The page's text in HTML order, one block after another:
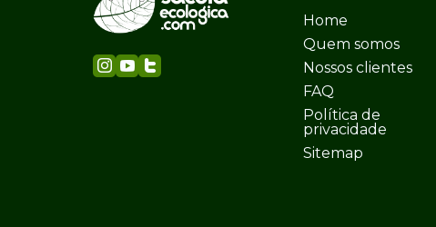
Home
Quem somos
Nossos clientes
FAQ
Política de
privacidade
Sitemap